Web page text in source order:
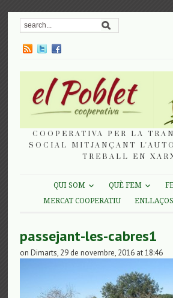
COOPERATIVA PER LA
SOCIAL MITJANÇANT
TREBALL EN
QUI SOM QUÈ FEM
MERCAT COOPERATIU
ENLLAÇOS
passejant-les-cabres1
on Dimarts, 29 de novembre, 2016 at 18:46